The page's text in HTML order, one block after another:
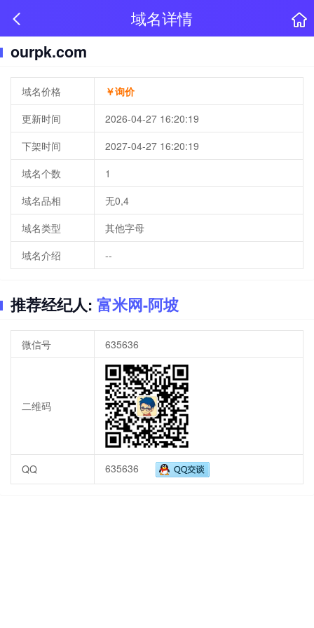
域名详情
ourpk.com
域名价格
￥询价
更新时间
2026-04-27 16:20:19
下架时间
2027-04-27 16:20:19
域名个数
1
域名品相
无0,4
域名类型
其他字母
域名介绍
--
推荐经纪人: 富米网-阿坡
微信号 635636
二维码
QQ 635636